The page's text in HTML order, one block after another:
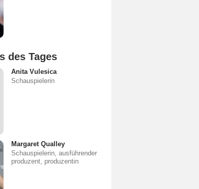
des Tages
Anita Vulesica
Schauspielerin
Margaret Qualley
Schauspielerin, ausführender
produzent, produzentin